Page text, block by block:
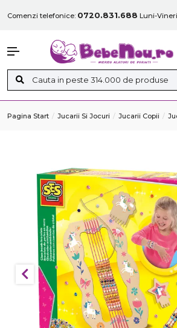
Comenzi telefonice: 0720.831.688 Luni-Vineri
Pagina Start Jucarii Si Jocuri Jucarii Copii